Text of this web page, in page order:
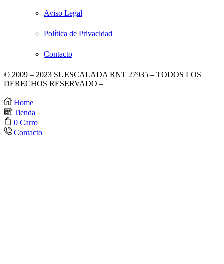
Aviso Legal
Política de Privacidad
Contacto
© 2009 – 2023 SUESCALADA RNT 27935 – TODOS LOS
DERECHOS RESERVADO –
Home
Tienda
0 Carro
Contacto